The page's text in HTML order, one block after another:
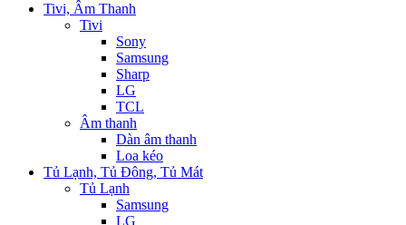
Tivi, Âm Thanh
Tivi
Sony
Samsung
Sharp
LG
TCL
Âm thanh
Dàn âm thanh
Loa kéo
Tủ Lạnh, Tủ Đông, Tủ Mát
Tủ Lạnh
Samsung
LG